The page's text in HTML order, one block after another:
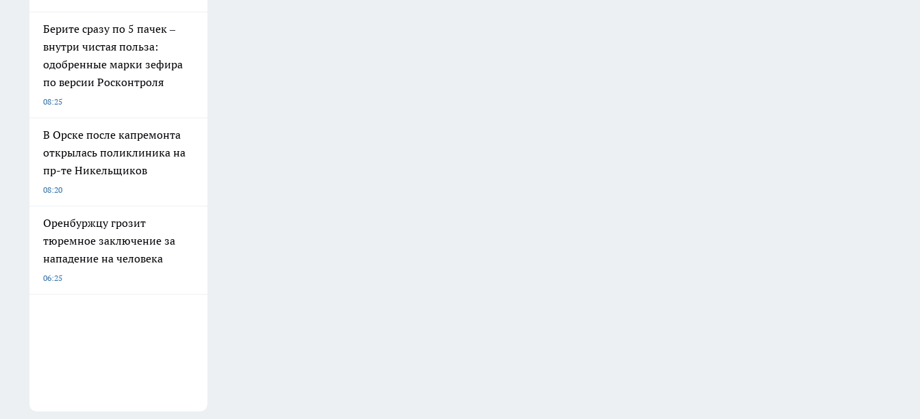
Берите сразу по 5 пачек –
внутри чистая польза:
одобренные марки зефира
по версии Росконтроля
08:25
В Орске после капремонта
открылась поликлиника на
пр-те Никельщиков
08:20
Оренбуржцу грозит
тюремное заключение за
нападение на человека
06:25